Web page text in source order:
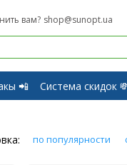
вам? shop@sunopt.ua
📲 Система скидок
по популярности